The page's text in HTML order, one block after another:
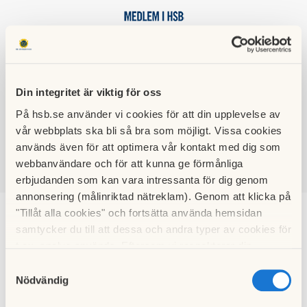
Din integritet är viktig för oss
På hsb.se använder vi cookies för att din upplevelse av
vår webbplats ska bli så bra som möjligt. Vissa cookies
används även för att optimera vår kontakt med dig som
webbanvändare och för att kunna ge förmånliga
erbjudanden som kan vara intressanta för dig genom
annonsering (målinriktad nätreklam). Genom att klicka på
"Tillåt alla cookies" och fortsätta använda hemsidan
samtycker du till att dessa och andra typer av cookies för
cookies och välja att endast tillåta ett urval.
Nödvändig
ARTISTEN
SÖK LOGGA IN